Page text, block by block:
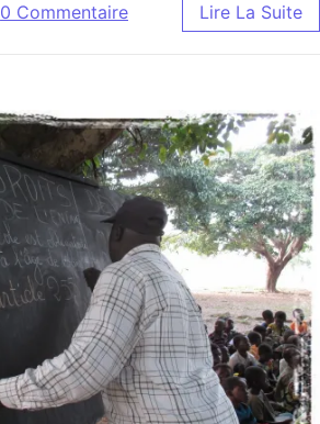
0 Commentaire Lire La Suite